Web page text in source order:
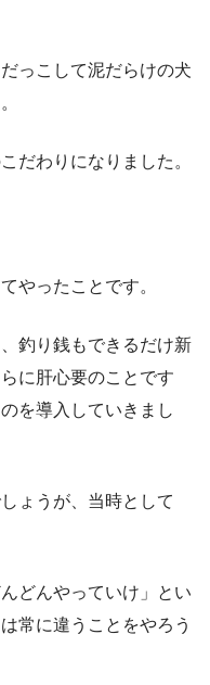
っこして泥だらけの犬
だわりになりました。
やったことです。
釣り銭もできるだけ新
に肝心要のことです
を導入していきまし
ょうが、当時として
どんやっていけ」とい
常に違うことをやろう